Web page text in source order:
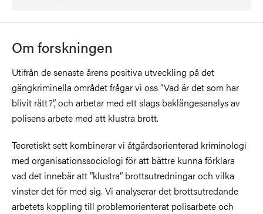
Om forskningen
Utifrån de senaste årens positiva utveckling på det
gängkriminella området frågar vi oss ”Vad är det som har
blivit rätt?”, och arbetar med ett slags baklängesanalys av
polisens arbete med att klustra brott.
Teoretiskt sett kombinerar vi åtgärdsorienterad kriminologi
med organisationssociologi för att bättre kunna förklara
vad det innebär att ”klustra” brottsutredningar och vilka
vinster det för med sig. Vi analyserar det brottsutredande
arbetets koppling till problemorienterat polisarbete och